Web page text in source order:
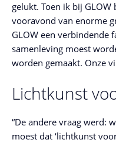
gelukt. Toen ik bij
vooravond van enorme
GLOW een verbindende
samenleving moest
worden gemaakt. Onze
Lichtkunst
“De andere vraag werd:
moest dat ‘lichtkunst